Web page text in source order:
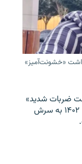
«خشونت‌آمیز»
ضربات شدید»
که مأموران در هنگام بازداشت او در سال ۱۴۰۲ به سرش